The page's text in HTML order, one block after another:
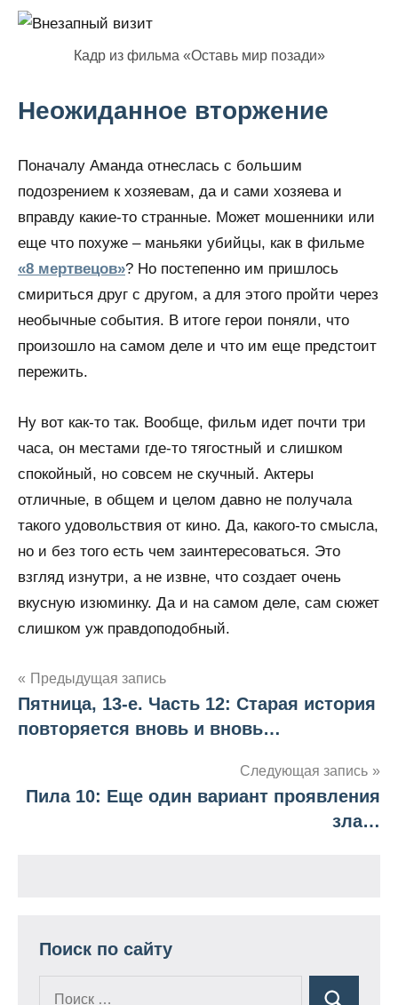
Кадр из фильма «Оставь мир позади»
Неожиданное вторжение
Поначалу Аманда отнеслась с большим
подозрением к хозяевам, да и сами хозяева и
вправду какие-то странные. Может мошенники или
еще что похуже – маньяки убийцы, как в фильме
«8 мертвецов»? Но постепенно им пришлось
смириться друг с другом, а для этого пройти через
необычные события. В итоге герои поняли, что
произошло на самом деле и что им еще предстоит
пережить.
Ну вот как-то так. Вообще, фильм идет почти три
часа, он местами где-то тягостный и слишком
спокойный, но совсем не скучный. Актеры
отличные, в общем и целом давно не получала
такого удовольствия от кино. Да, какого-то смысла,
но и без того есть чем заинтересоваться. Это
взгляд изнутри, а не извне, что создает очень
вкусную изюминку. Да и на самом деле, сам сюжет
слишком уж правдоподобный.
Навигация
по
Предыдущая запись
Пятница, 13-е. Часть 12: Старая история
повторяется вновь и вновь…
Следующая запись
Пила 10: Еще один вариант проявления
зла…
Поиск по сайту